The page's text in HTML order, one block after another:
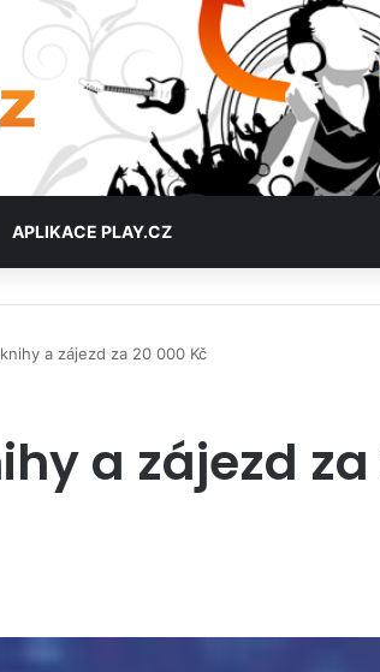
APLIKACE PLAY.CZ
a zájezd za 20 000 Kč
a zájezd